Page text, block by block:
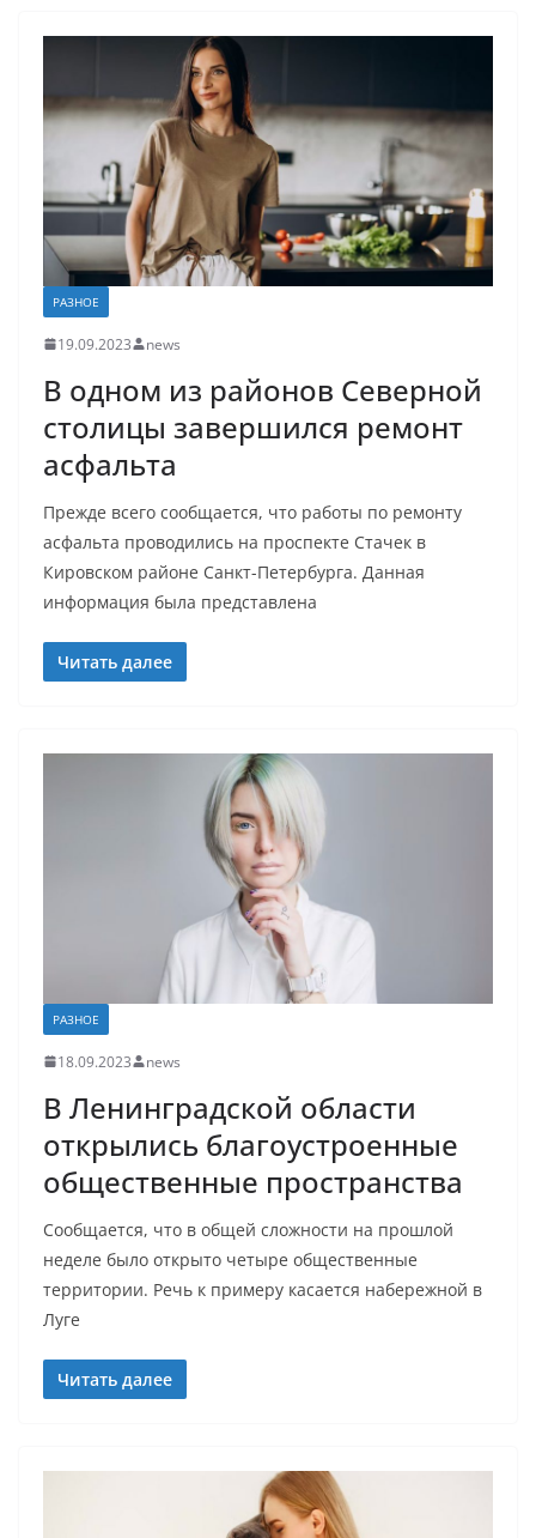
РАЗНОЕ
19.09.2023 news
В одном из районов Северной
столицы завершился ремонт
асфальта
Прежде всего сообщается, что работы по ремонту
асфальта проводились на проспекте Стачек в
Кировском районе Санкт-Петербурга. Данная
информация была представлена
Читать далее
РАЗНОЕ
18.09.2023 news
В Ленинградской области
открылись благоустроенные
общественные пространства
Сообщается, что в общей сложности на прошлой
неделе было открыто четыре общественные
территории. Речь к примеру касается набережной в
Луге
Читать далее